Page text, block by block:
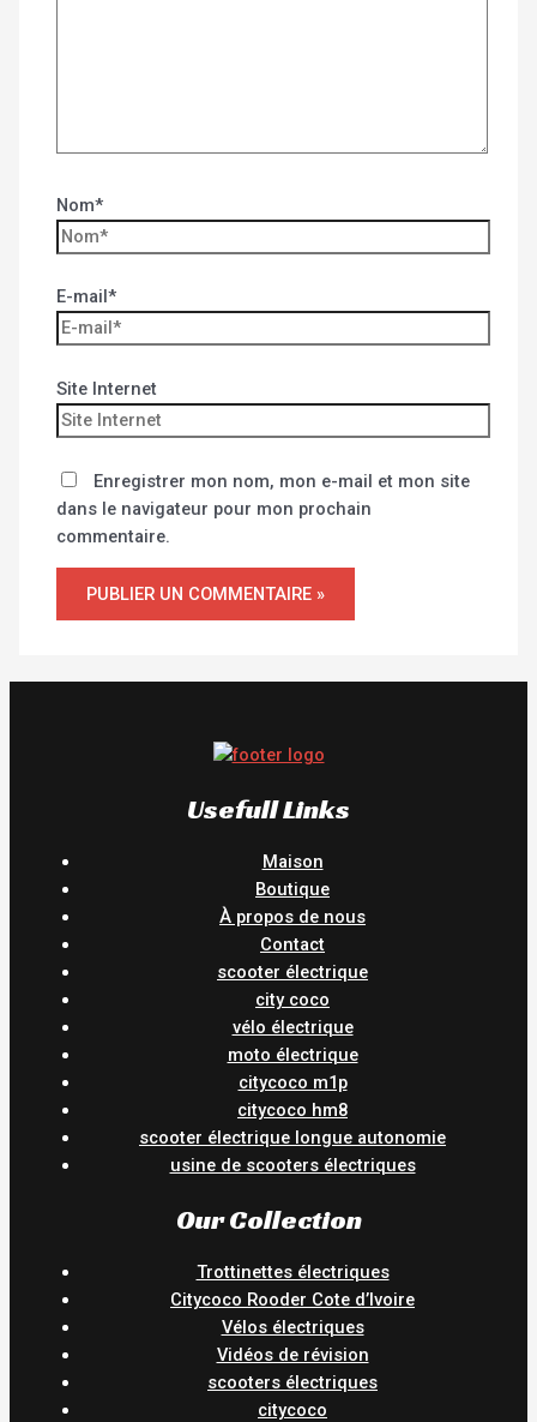
Nom*
E-mail*
Site Internet
Enregistrer mon nom, mon e-mail et mon site
dans le navigateur pour mon prochain
commentaire.
Usefull Links
Maison
Boutique
À propos de nous
Contact
scooter électrique
city coco
vélo électrique
moto électrique
citycoco m1p
citycoco hm8
scooter électrique longue autonomie
usine de scooters électriques
Our Collection
Trottinettes électriques
Citycoco Rooder Cote d’Ivoire
Vélos électriques
Vidéos de révision
scooters électriques
citycoco